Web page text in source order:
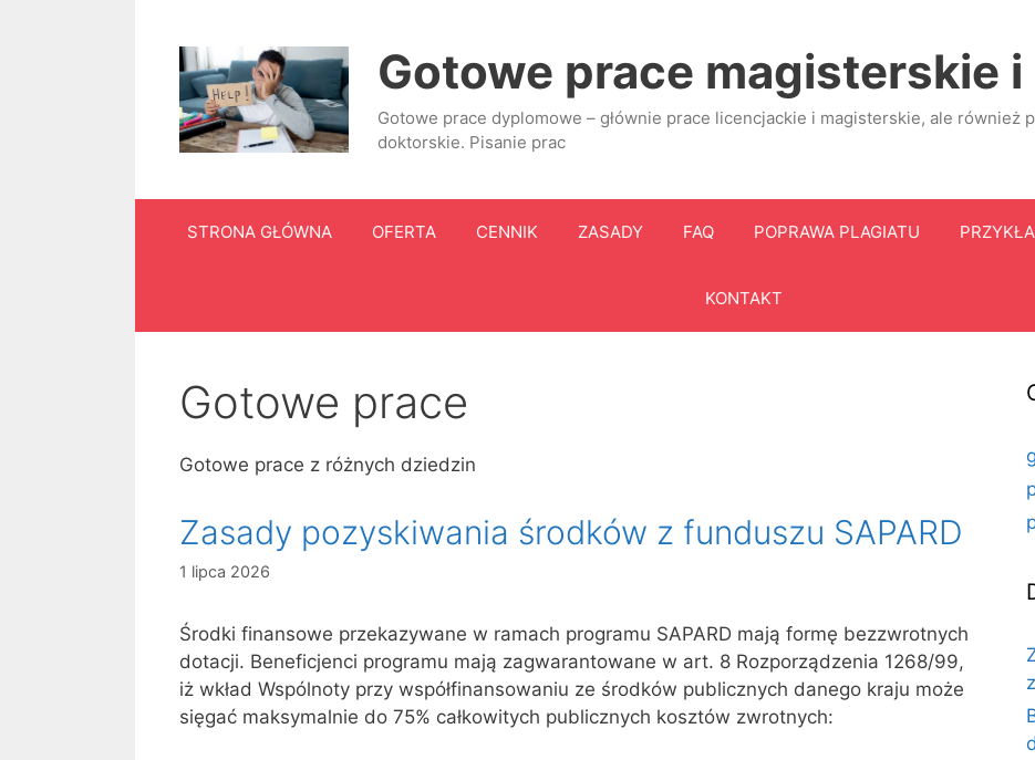
Gotowe prace magisterskie
Gotowe prace dyplomowe – głównie prace licencjackie i magisterskie, ale również
doktorskie. Pisanie prac
STRONA GŁÓWNA OFERTA CENNIK ZASADY FAQ POPRAWA PLAGIATU
KONTAKT
Gotowe prace
Gotowe prace z różnych dziedzin
Zasady pozyskiwania środków z funduszu SAPARD
1 lipca 2026
Środki finansowe przekazywane w ramach programu SAPARD mają formę bezzwrotnych
dotacji. Beneficjenci programu mają zagwarantowane w art. 8 Rozporządzenia 1268/99,
iż wkład Wspólnoty przy współfinansowaniu ze środków publicznych danego kraju może
sięgać maksymalnie do 75% całkowitych publicznych kosztów zwrotnych: